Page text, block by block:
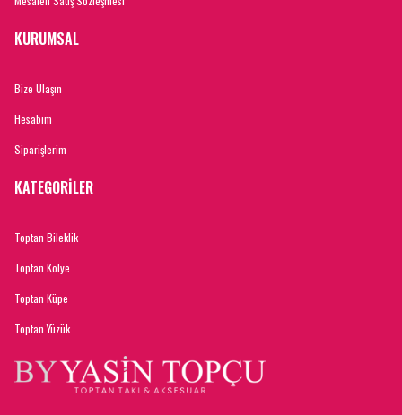
KURUMSAL
Bize Ulaşın
Hesabım
Siparişlerim
KATEGORİLER
Toptan Bileklik
Toptan Kolye
Toptan Küpe
Toptan Yüzük